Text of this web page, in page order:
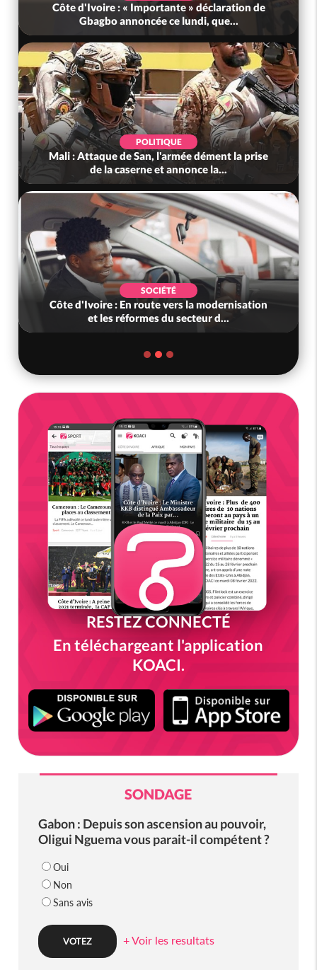
Côte d'Ivoire : « Importante » déclaration de
Gbagbo annoncée ce lundi, que...
POLITIQUE
Mali : Attaque de San, l'armée dément la prise
de la caserne et annonce la...
SOCIÉTÉ
Côte d'Ivoire : En route vers la modernisation
et les réformes du secteur d...
RESTEZ CONNECTÉ
En téléchargeant l'application
KOACI.
SONDAGE
Gabon : Depuis son ascension au pouvoir,
Oligui Nguema vous parait-il compétent ?
Oui
Non
Sans avis
+ Voir les resultats